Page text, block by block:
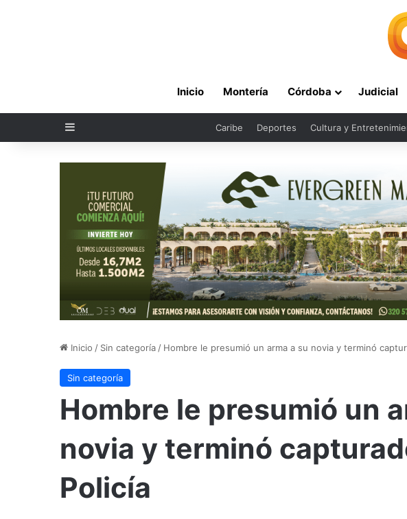
Inicio Montería Córdoba Judicial
Sidebar Caribe Deportes Cultura y
Inicio / Sin categoría / Hombre le presumió un arma a su novia y terminó
Sin categoría
Hombre le presumió un
novia y terminó
Policía